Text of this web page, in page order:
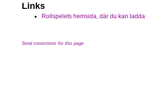
Links
Rollspelets hemsida, där du kan ladda
Send corrections for this page